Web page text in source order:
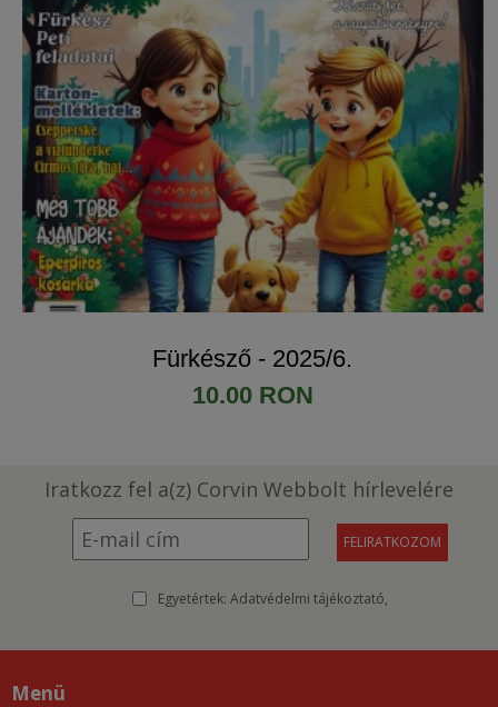
Fürkésző - 2025/6.
10.00 RON
Iratkozz fel a(z) Corvin Webbolt hírlevelére
Egyetértek: Adatvédelmi tájékoztató
Menü